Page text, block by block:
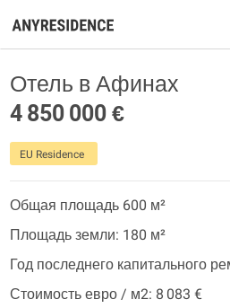
Отель в Афинах
4 850 000 €
EU Residence
Общая площадь 600 м²
Площадь земли: 180 м²
Год последнего капитального
Стоимость евро / м2: 8 083 €